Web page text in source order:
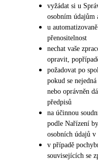
vyžádat si u
osobním údajům
u
přenositelnost
nechat vaše
opravit,
požadovat po
pokud se
nebo oprávněn
předpisů
na účinnou
podle Nařízení
osobních údajů
v případě
souvisejících se